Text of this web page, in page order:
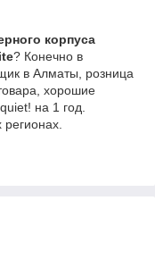
корпуса
? Конечно в
в Алматы, розница
хорошие
на 1 год.
регионах.